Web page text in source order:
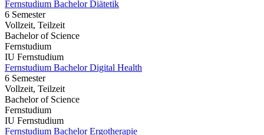
Fernstudium Bachelor Diätetik
6 Semester
Vollzeit, Teilzeit
Bachelor of Science
Fernstudium
IU Fernstudium
Fernstudium Bachelor Digital Health
6 Semester
Vollzeit, Teilzeit
Bachelor of Science
Fernstudium
IU Fernstudium
Fernstudium Bachelor Ergotherapie